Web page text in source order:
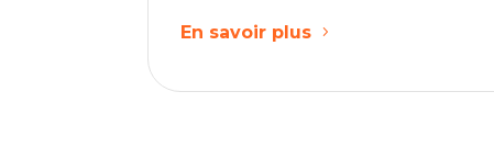
En savoir plus